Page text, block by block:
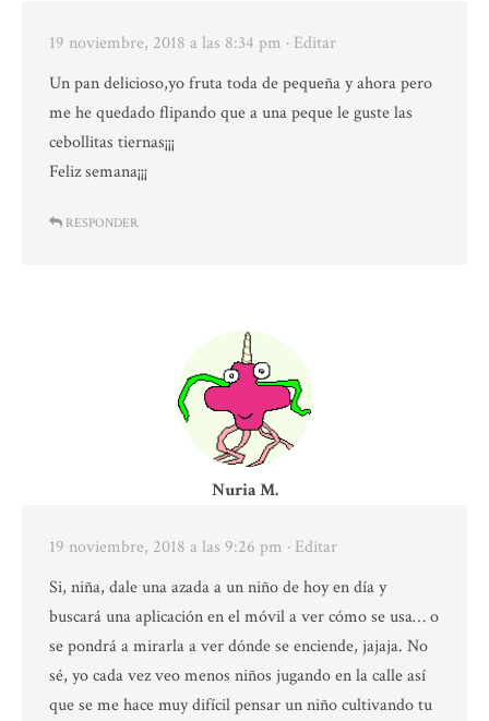
19 noviembre, 2018 a las 8:34 pm · Editar
Un pan delicioso,yo fruta toda de pequeña y ahora pero
me he quedado flipando que a una peque le guste las
cebollitas tiernas¡¡¡
Feliz semana¡¡¡
RESPONDER
Nuria M.
19 noviembre, 2018 a las 9:26 pm · Editar
Si, niña, dale una azada a un niño de hoy en día y
buscará una aplicación en el móvil a ver cómo se usa… o
se pondrá a mirarla a ver dónde se enciende, jajaja. No
sé, yo cada vez veo menos niños jugando en la calle así
que se me hace muy difícil pensar un niño cultivando tu